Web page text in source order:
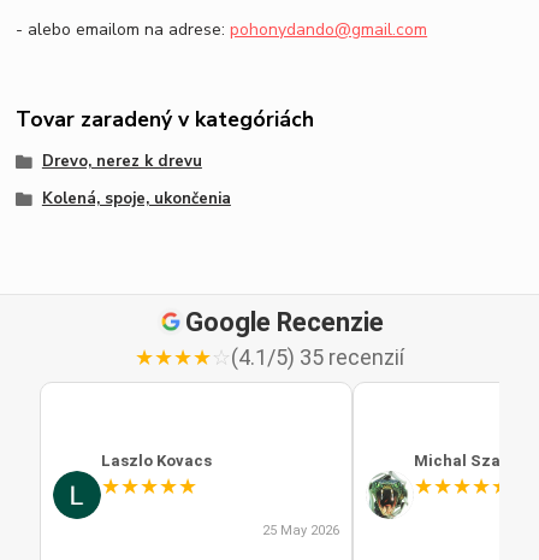
- alebo emailom na adrese:pohonydando@gmail.com
Tovar zaradený v kategóriách
Drevo, nerez k drevu
Kolená, spoje, ukončenia
Google Recenzie
★★★★☆(4.1/5) 35 recenzií
Laszlo Kovacs
★★★★★
25 May 2026
Michal Szabo
★★★★★